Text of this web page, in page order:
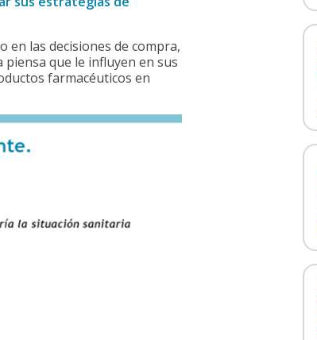
en las decisiones de compra,
que le influyen en sus
farmacéuticos en